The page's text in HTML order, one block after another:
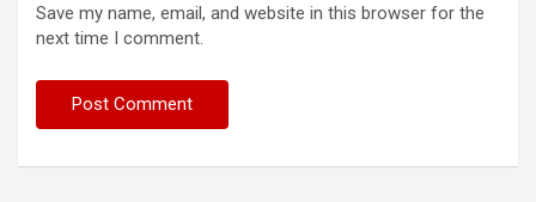
Save my name, email, and website in this browser for the
next time I comment.